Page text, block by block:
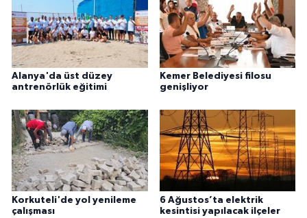
Alanya'da üst düzey
antrenörlük eğitimi
Kemer Belediyesi filosu
genişliyor
Korkuteli'de yol yenileme
çalışması
6 Ağustos’ta elektrik
kesintisi yapılacak ilçeler